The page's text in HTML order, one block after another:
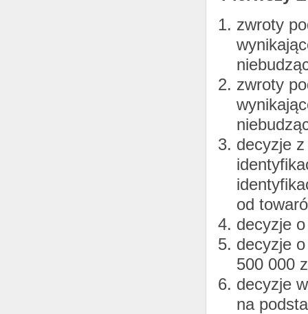
zwroty
zwroty
decyzje
od
decyzje
decyzje
500 000
decyzje
na